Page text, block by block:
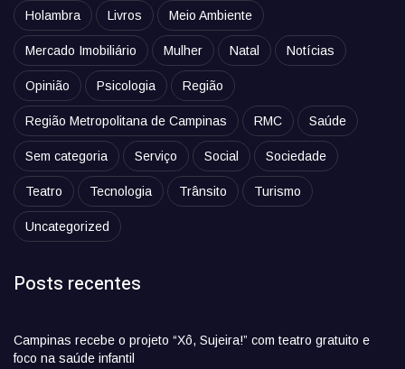
Holambra Livros Meio Ambiente
Mercado Imobiliário Mulher Natal Notícias
Opinião Psicologia Região
Região Metropolitana de Campinas RMC Saúde
Sem categoria Serviço Social Sociedade
Teatro Tecnologia Trânsito Turismo
Uncategorized
Posts recentes
Campinas recebe o projeto “Xô, Sujeira!” com teatro gratuito e
foco na saúde infantil